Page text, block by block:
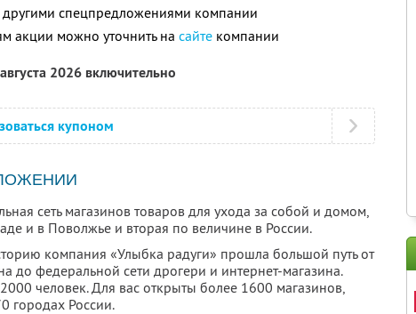
другими спецпредложениями компании
акции можно уточнить на сайте компании
2026 включительно
купоном
сеть магазинов товаров для ухода за собой и домом,
и в Поволжье и вторая по величине в России.
компания «Улыбка радуги» прошла большой путь от
до федеральной сети дрогери и интернет-магазина.
человек. Для вас открыты более 1600 магазинов,
городах России.